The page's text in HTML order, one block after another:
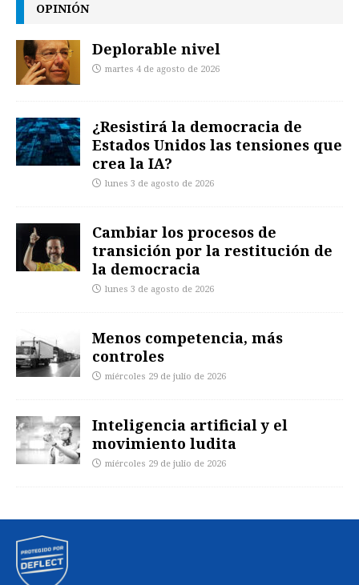
OPINIÓN
Deplorable nivel
martes 4 de agosto de 2026
¿Resistirá la democracia de
Estados Unidos las tensiones que
crea la IA?
lunes 3 de agosto de 2026
Cambiar los procesos de
transición por la restitución de
la democracia
lunes 3 de agosto de 2026
Menos competencia, más
controles
miércoles 29 de julio de 2026
Inteligencia artificial y el
movimiento ludita
miércoles 29 de julio de 2026